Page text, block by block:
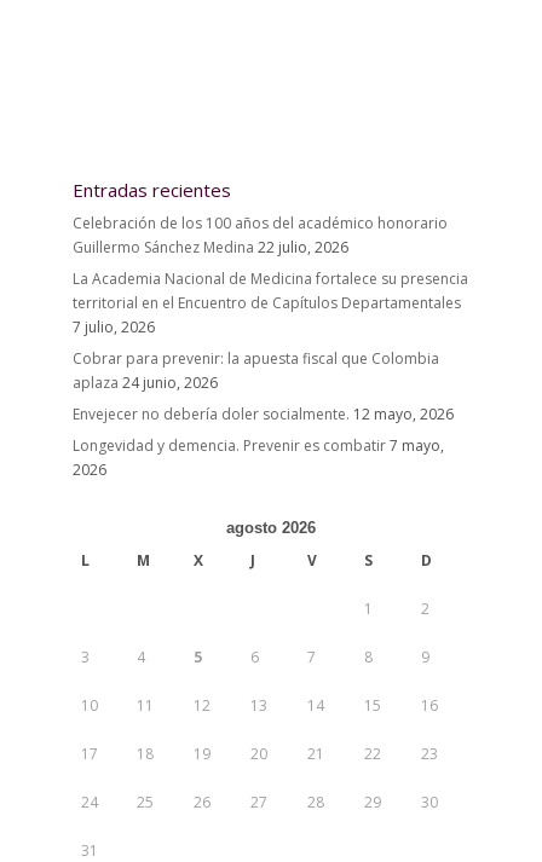
Entradas recientes
Celebración de los 100 años del académico honorario
Guillermo Sánchez Medina 22 julio, 2026
La Academia Nacional de Medicina fortalece su presencia
territorial en el Encuentro de Capítulos Departamentales
7 julio, 2026
Cobrar para prevenir: la apuesta fiscal que Colombia
aplaza 24 junio, 2026
Envejecer no debería doler socialmente. 12 mayo, 2026
Longevidad y demencia. Prevenir es combatir7 mayo,
2026
agosto 2026
L M X J V S D
1 2
3 4 5 6 7 8 9
10 11 12 13 14 15 16
17 18 19 20 21 22 23
24 25 26 27 28 29 30
31